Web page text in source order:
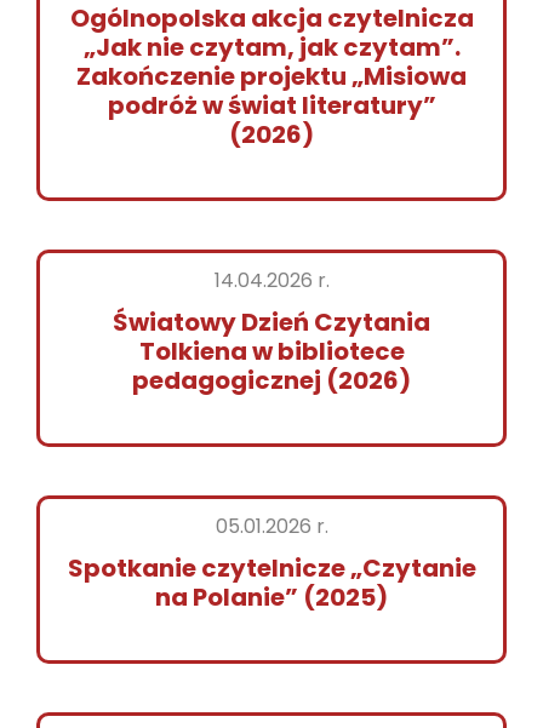
Ogólnopolska akcja czytelnicza
„Jak nie czytam, jak czytam”.
Zakończenie projektu „Misiowa
podróż w świat literatury”
(2026)
14.04.2026 r.
Światowy Dzień Czytania
Tolkiena w bibliotece
pedagogicznej (2026)
05.01.2026 r.
Spotkanie czytelnicze „Czytanie
na Polanie” (2025)